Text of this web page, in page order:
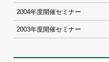
2004
2003